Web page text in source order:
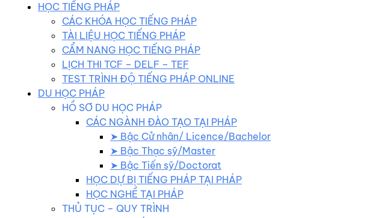
HỌC TIẾNG PHÁP
CÁC KHÓA HỌC TIẾNG PHÁP
TÀI LIỆU HỌC TIẾNG PHÁP
CẨM NANG HỌC TIẾNG PHÁP
LỊCH THI TCF – DELF – TEF
TEST TRÌNH ĐỘ TIẾNG PHÁP ONLINE
DU HỌC PHÁP
HỒ SƠ DU HỌC PHÁP
CÁC NGÀNH ĐÀO TẠO TẠI PHÁP
➤ Bậc Cử nhân/ Licence/Bachelor
➤ Bậc Thạc sỹ/Master
➤ Bậc Tiến sỹ/Doctorat
HỌC DỰ BỊ TIẾNG PHÁP TẠI PHÁP
HỌC NGHỀ TẠI PHÁP
THỦ TỤC – QUY TRÌNH